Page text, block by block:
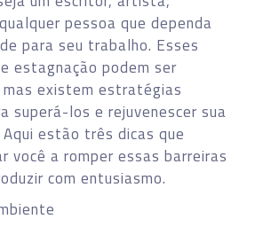
pessoa que dependa
para seu trabalho. Esses
estagnação podem ser
existem estratégias
superá-los e rejuvenescer sua
estão três dicas que
você a romper essas barreiras
com entusiasmo.